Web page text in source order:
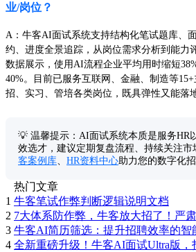
业/岗位？
A：牛客AI面试系统支持结构化笔试题库、
约、进度全景追踪，从岗位需求分析到能力
数据展示，使用AI流程企业平均用时缩短
40%。目前已服务互联网、金融、制造等
招、实习、管培各类岗位，既具弹性又能落
💡 温馨提示：AI面试系统本质是服务HR
效选才，建议定期复盘流程、持续关注市
客案例库、 HR资料中心助力您的数字化招
热门文章
1 牛客笔试作弊判断逻辑说明文档
2 7大体系防作弊，牛客放大招了！严
3 牛客AI简历筛选：提升招聘效率的智
4 全新重磅升级！牛客AI面试Ultra版，